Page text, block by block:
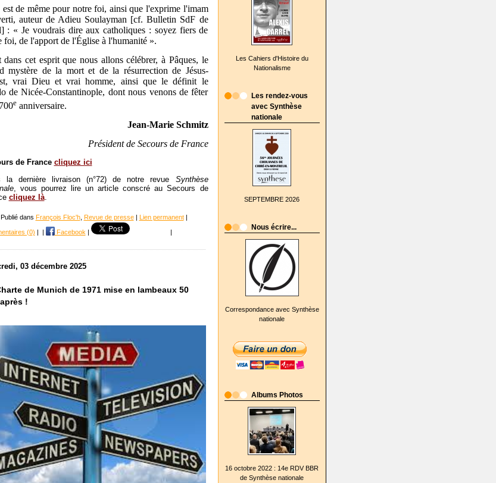
Les Cahiers d'Histoire du
Nationalisme
Les rendez-vous
avec Synthèse
nationale
SEPTEMBRE 2026
Nous écrire...
Correspondance avec Synthèse
nationale
Albums Photos
16 octobre 2022 : 14e RDV BBR
de Synthèse nationale
est de même pour notre foi, ainsi que l'exprime l'imam
auteur de Adieu Soulayman [cf. Bulletin SdF de
: « Je voudrais dire aux catholiques : soyez fiers de
foi, de l'apport de l'Église à l'humanité ».
dans cet esprit que nous allons célébrer, à Pâques, le
mystère de la mort et de la résurrection de Jésus-
vrai Dieu et vrai homme, ainsi que le définit le
de Nicée-Constantinople, dont nous venons de fêter
eanniversaire.
Jean-Marie Schmitz
Président de Secours de France
de France cliquez ici
la dernière livraison (n°72) de notre revue Synthèse
, vous pourrez lire un article conscré au Secours de
cliquez là.
dans François Floc'h, Revue de presse| Lien permanent|
(0) | | Facebook | |
03 décembre 2025
de Munich de 1971 mise en lambeaux 50
!